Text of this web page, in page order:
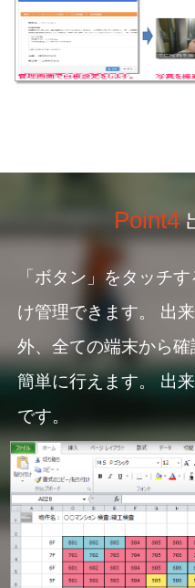
Point4
「ボタン」をタッチ
け管理できます。 出
外、全ての端末から
簡単に行えます。 出
です。